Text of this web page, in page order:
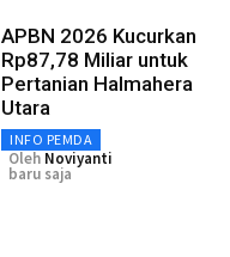
APBN 2026 Kucurkan
Rp87,78 Miliar untuk
Pertanian Halmahera
Utara
INFO PEMDA
Oleh Noviyanti
baru saja